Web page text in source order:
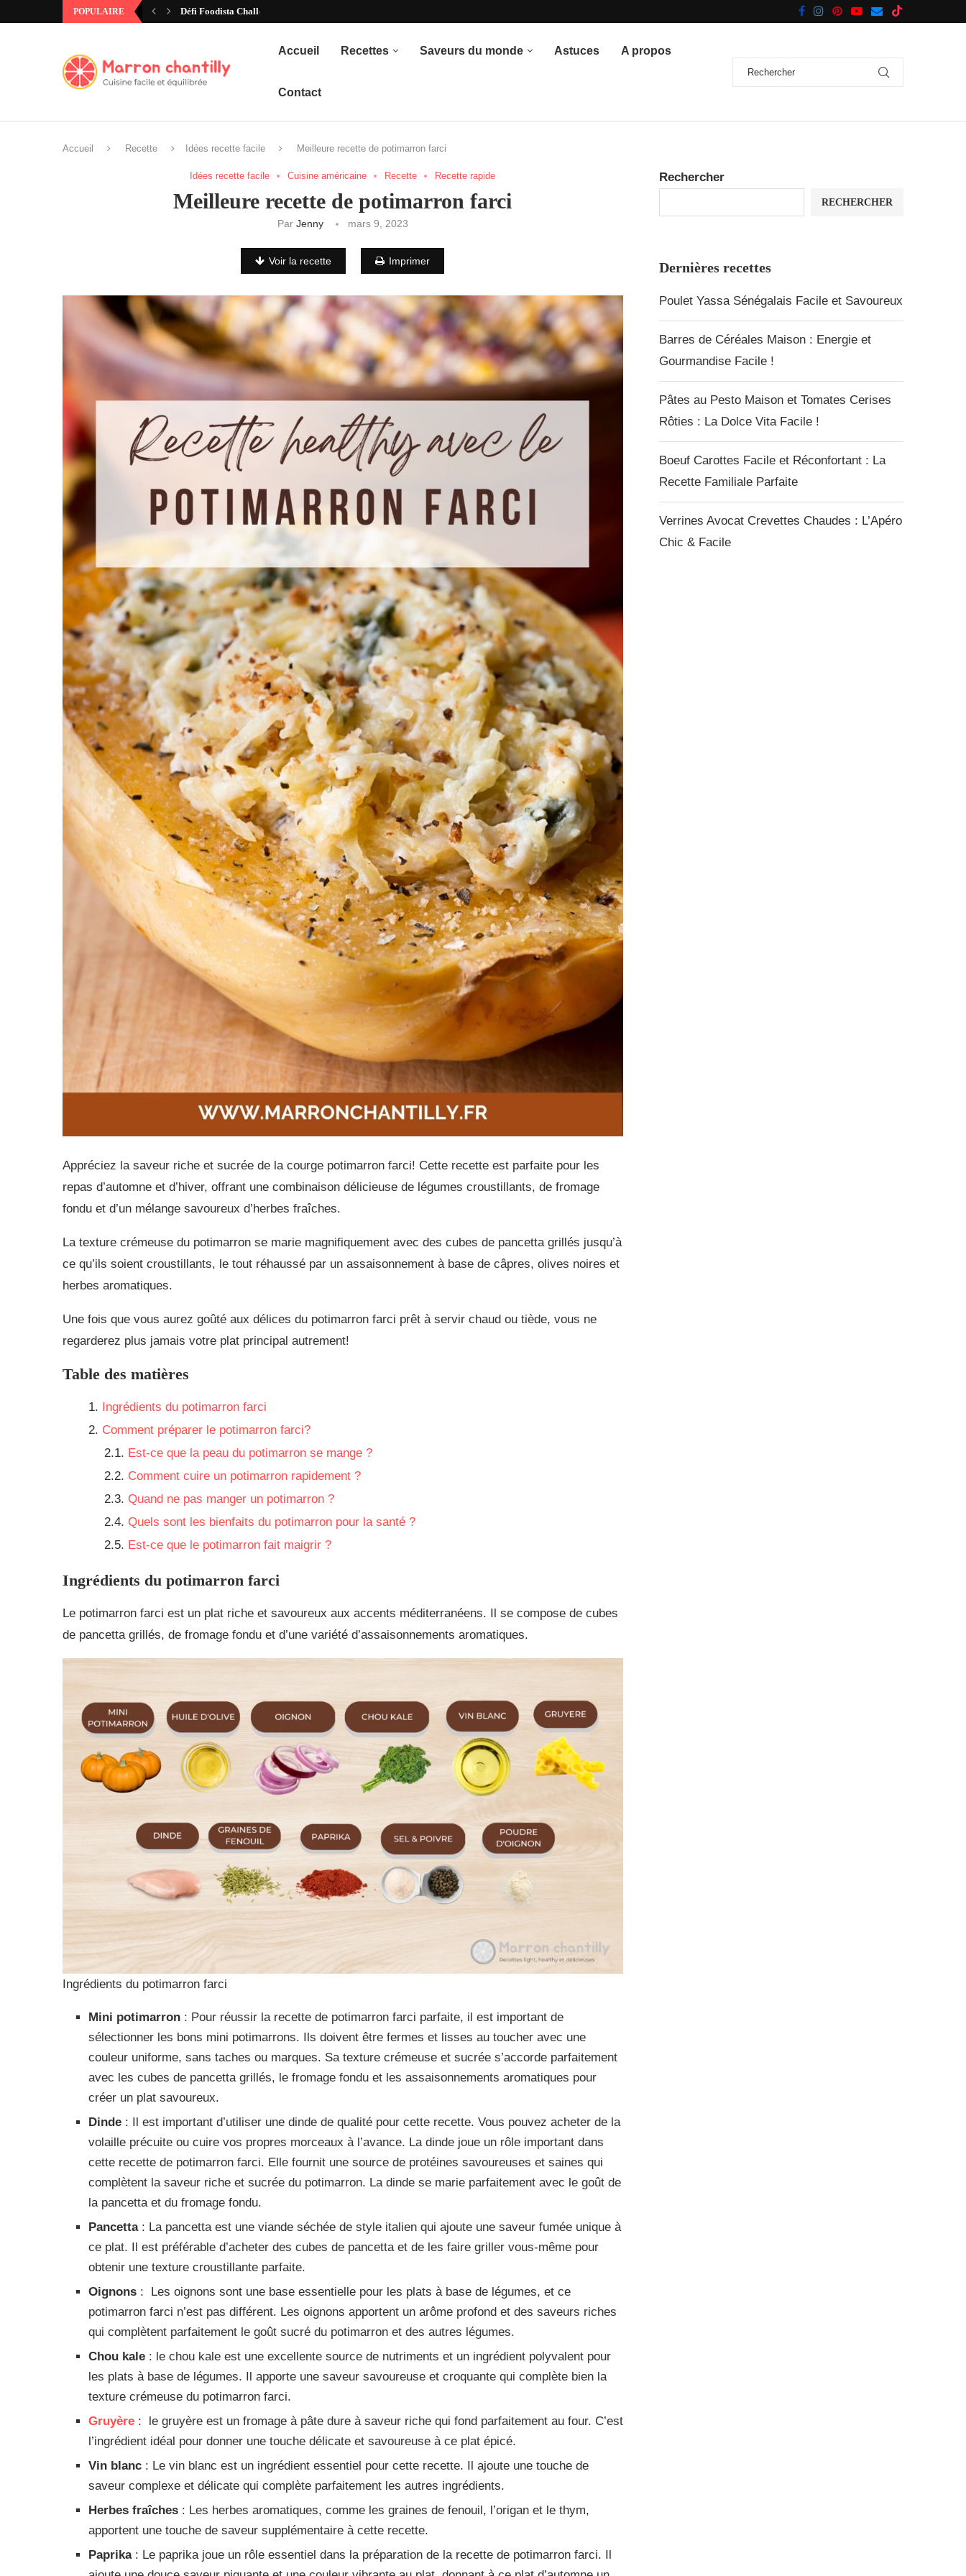
POPULAIRE Défi Foodista Challenge #97 – Annonce du thème
Accueil Recettes Saveurs du monde Astuces A propos
Contact
Accueil Recette Idées recette facile Meilleure recette de potimarron farci
Idées recette facile Cuisine américaine Recette Recette rapide
Meilleure recette de potimarron farci
Par Jenny mars 9, 2023
Voir la recette Imprimer
Appréciez la saveur riche et sucrée de la courge potimarron farci! Cette recette est parfaite pour les
repas d’automne et d’hiver, offrant une combinaison délicieuse de légumes croustillants, de fromage
fondu et d’un mélange savoureux d’herbes fraîches.
La texture crémeuse du potimarron se marie magnifiquement avec des cubes de pancetta grillés jusqu’à
ce qu’ils soient croustillants, le tout réhaussé par un assaisonnement à base de câpres, olives noires et
herbes aromatiques.
Une fois que vous aurez goûté aux délices du potimarron farci prêt à servir chaud ou tiède, vous ne
regarderez plus jamais votre plat principal autrement!
Table des matières
Ingrédients du potimarron farci
Comment préparer le potimarron farci?
Est-ce que la peau du potimarron se mange ?
Comment cuire un potimarron rapidement ?
Quand ne pas manger un potimarron ?
Quels sont les bienfaits du potimarron pour la santé ?
Est-ce que le potimarron fait maigrir ?
Ingrédients du potimarron farci
Le potimarron farci est un plat riche et savoureux aux accents méditerranéens. Il se compose de cubes
de pancetta grillés, de fromage fondu et d’une variété d’assaisonnements aromatiques.
Ingrédients du potimarron farci
Mini potimarron : Pour réussir la recette de potimarron farci parfaite, il est important de
sélectionner les bons mini potimarrons. Ils doivent être fermes et lisses au toucher avec une
couleur uniforme, sans taches ou marques. Sa texture crémeuse et sucrée s’accorde parfaitement
avec les cubes de pancetta grillés, le fromage fondu et les assaisonnements aromatiques pour
créer un plat savoureux.
Dinde : Il est important d’utiliser une dinde de qualité pour cette recette. Vous pouvez acheter de la
volaille précuite ou cuire vos propres morceaux à l’avance. La dinde joue un rôle important dans
cette recette de potimarron farci. Elle fournit une source de protéines savoureuses et saines qui
complètent la saveur riche et sucrée du potimarron. La dinde se marie parfaitement avec le goût de
la pancetta et du fromage fondu.
Pancetta: La pancetta est une viande séchée de style italien qui ajoute une saveur fumée unique à
ce plat. Il est préférable d’acheter des cubes de pancetta et de les faire griller vous-même pour
obtenir une texture croustillante parfaite.
Oignons : Les oignons sont une base essentielle pour les plats à base de légumes, et ce
potimarron farci n’est pas différent. Les oignons apportent un arôme profond et des saveurs riches
qui complètent parfaitement le goût sucré du potimarron et des autres légumes.
Chou kale : le chou kale est une excellente source de nutriments et un ingrédient polyvalent pour
les plats à base de légumes. Il apporte une saveur savoureuse et croquante qui complète bien la
texture crémeuse du potimarron farci.
Gruyère : le gruyère est un fromage à pâte dure à saveur riche qui fond parfaitement au four. C’est
l’ingrédient idéal pour donner une touche délicate et savoureuse à ce plat épicé.
Vin blanc : Le vin blanc est un ingrédient essentiel pour cette recette. Il ajoute une touche de
saveur complexe et délicate qui complète parfaitement les autres ingrédients.
Herbes fraîches : Les herbes aromatiques, comme les graines de fenouil, l’origan et le thym,
apportent une touche de saveur supplémentaire à cette recette.
Paprika: Le paprika joue un rôle essentiel dans la préparation de la recette de potimarron farci. Il
Rechercher
RECHERCHER
Dernières recettes
Poulet Yassa Sénégalais Facile et Savoureux
Barres de Céréales Maison : Energie et
Gourmandise Facile !
Pâtes au Pesto Maison et Tomates Cerises
Rôties : La Dolce Vita Facile !
Boeuf Carottes Facile et Réconfortant : La
Recette Familiale Parfaite
Verrines Avocat Crevettes Chaudes : L’Apéro
Chic & Facile